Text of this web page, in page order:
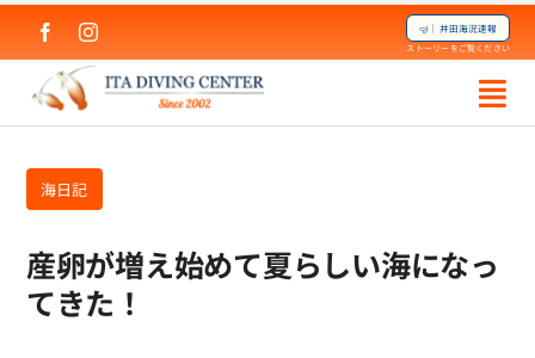
content
🤿｜井田海況速報
ストーリーをご覧ください
海日記
産卵が増え始めて夏らしい海になっ
てきた！